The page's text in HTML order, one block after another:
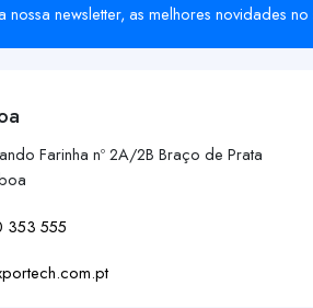
nossa newsletter, as melhores novidades no
Farinha nº 2A/2B Braço de Prata
353 555